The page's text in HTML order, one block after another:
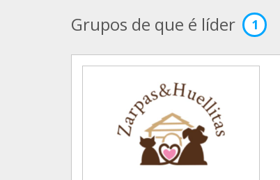
Grupos de que é líder 1